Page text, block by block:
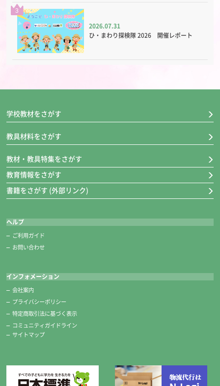
3
2026.07.31
ひ・まわり探検隊 2026 開催レポート
学校教材をさがす
教具材料をさがす
教材・教具特集をさがす
教育情報をさがす
書籍をさがす (外部リンク)
ヘルプ
ご利用ガイド
お問い合わせ
インフォメーション
会社案内
プライバシーポリシー
特定商取引法に基づく表示
コミュニティガイドライン
サイトマップ